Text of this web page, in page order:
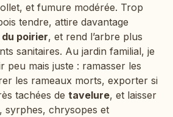
et fumure modérée. Trop
tendre, attire davantage
poirier, et rend l’arbre plus
sanitaires. Au jardin familial, je
peu mais juste : ramasser les
les rameaux morts, exporter si
tachées de tavelure, et laisser
syrphes, chrysopes et